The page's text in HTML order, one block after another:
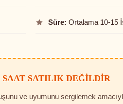
Süre: Ortalama 10-15
SATILIK DEĞILDIR
ve uyumunu sergilemek